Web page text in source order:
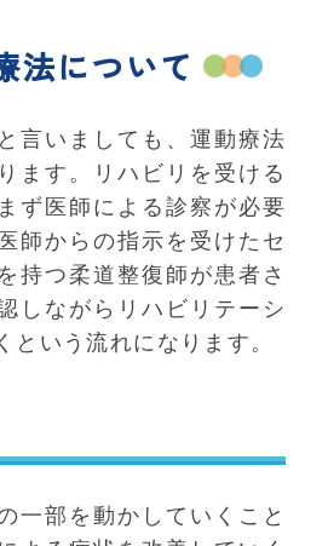
法について
言いましても、運動療法
ます。リハビリを受ける
ず医師による診察が必要
師からの指示を受けたセ
持つ柔道整復師が患者さ
しながらリハビリテーシ
という流れになります。
一部を動かしていくこと